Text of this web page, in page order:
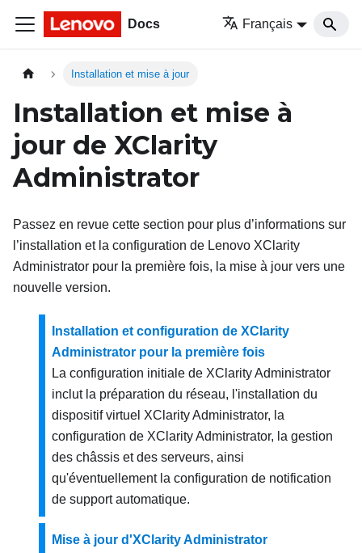
Docs Français
Installation et mise à jour
Installation et mise à
jour de XClarity
Administrator
Passez en revue cette section pour plus d’informations sur
l’installation et la configuration de Lenovo XClarity
Administrator pour la première fois, la mise à jour vers une
nouvelle version.
Installation et configuration de XClarity
Administrator pour la première fois
La configuration initiale de XClarity Administrator
inclut la préparation du réseau, l'installation du
dispositif virtuel XClarity Administrator, la
configuration de XClarity Administrator, la gestion
des châssis et des serveurs, ainsi
qu'éventuellement la configuration de notification
de support automatique.
Mise à jour d'XClarity Administrator